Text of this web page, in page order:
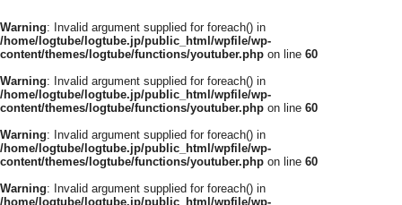
Warning: Invalid argument supplied for foreach() in
/home/logtube/logtube.jp/public_html/wpfile/wp-
content/themes/logtube/functions/youtuber.php on line 60
Warning: Invalid argument supplied for foreach() in
/home/logtube/logtube.jp/public_html/wpfile/wp-
content/themes/logtube/functions/youtuber.php on line 60
Warning: Invalid argument supplied for foreach() in
/home/logtube/logtube.jp/public_html/wpfile/wp-
content/themes/logtube/functions/youtuber.php on line 60
Warning: Invalid argument supplied for foreach() in
/home/logtube/logtube.jp/public_html/wpfile/wp-